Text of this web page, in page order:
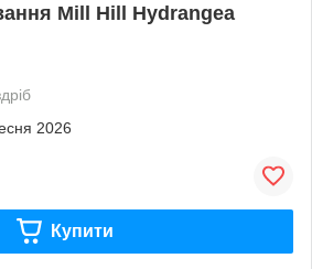
Mill Hill Hydrangea
2026
Купити